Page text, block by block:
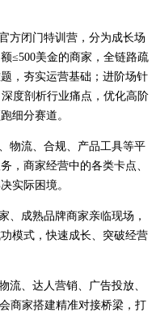
方闭门特训营，分为成长场
≤500美金的商家，全链路疏
，夯实运营基础；进阶场针
度剖析行业痛点，优化高阶
细分赛道。
物流、合规、产品工具等平
，商家经营中的各类卡点、
实际困境。
、成熟品牌商家亲临现场，
模式，快速成长、突破经营
流、达人营销、广告投放、
商家搭建精准对接桥梁，打